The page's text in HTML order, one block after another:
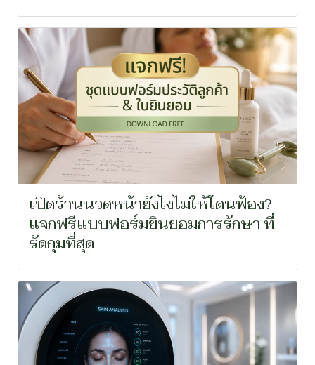
เปิดร้านนวดหน้ายังไงไม่ให้โดนฟ้อง?
แจกฟรีแบบฟอร์มยินยอมการรักษา ที่
รัดกุมที่สุด